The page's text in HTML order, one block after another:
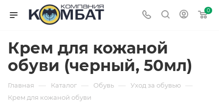
0
Крем для кожаной
обуви (черный, 50мл)
Главная — Каталог — Обувь — Уход за обувью —
Крем для кожаной обуви